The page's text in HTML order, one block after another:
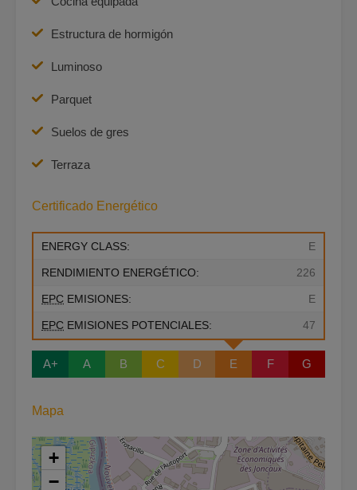
Estructura de hormigón
Luminoso
Parquet
Suelos de gres
Terraza
Certificado Energético
ENERGY CLASS: E
RENDIMIENTO ENERGÉTICO: 226
EPC EMISIONES: E
EPC EMISIONES POTENCIALES: 47
A+ A B C D E F G
Mapa
+
−